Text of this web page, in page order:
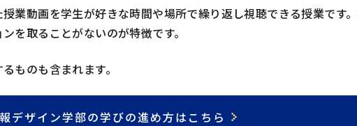
業動画を学生が好きな時間や場所で繰り返し視聴できる授業です。
を取ることがないのが特徴です。
ものも含まれます。
デザイン学部の学びの進め方はこちら